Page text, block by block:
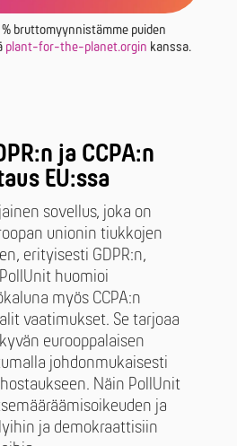
bruttomyynnistämme puiden
plant-for-the-planet.orgin kanssa.
ja CCPA:n
EU:ssa
sovellus, joka on
unionin tiukkojen
erityisesti GDPR:n,
huomioi
myös CCPA:n
vaatimukset. Se tarjoaa
eurooppalaisen
johdonmukaisesti
Näin PollUnit
ja
ja demokraattisiin